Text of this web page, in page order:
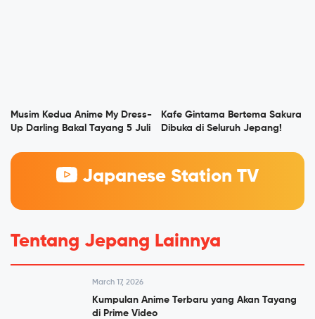
Musim Kedua Anime My Dress-
Up Darling Bakal Tayang 5 Juli
Kafe Gintama Bertema Sakura
Dibuka di Seluruh Jepang!
Japanese Station TV
Tentang Jepang Lainnya
March 17, 2026
Kumpulan Anime Terbaru yang Akan Tayang
di Prime Video